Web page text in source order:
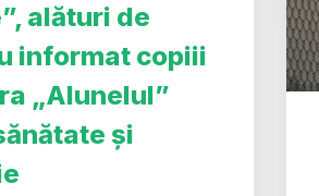
alături de
informat copiii
„Alunelul”
și